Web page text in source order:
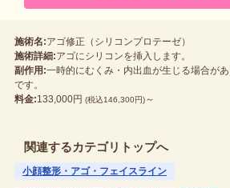
施術名:アゴ修正（シリコンプロテーゼ）
施術詳細:アゴにシリコンを挿入します。
副作用:一時的にむくみ・内出血が生じる場合が
です。
料金:133,000円 (税込146,300円)～
関連するカテゴリトップへ
小顔整形・アゴ・フェイスライン